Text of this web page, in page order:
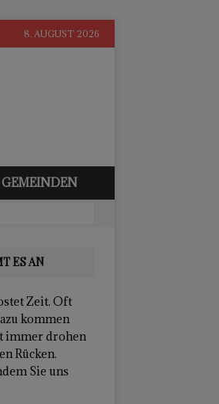
8. AUGUST 2026
GEMEINDEN
ES AN
Zeit. Oft
kommen
immer drohen
Rücken.
Sie uns